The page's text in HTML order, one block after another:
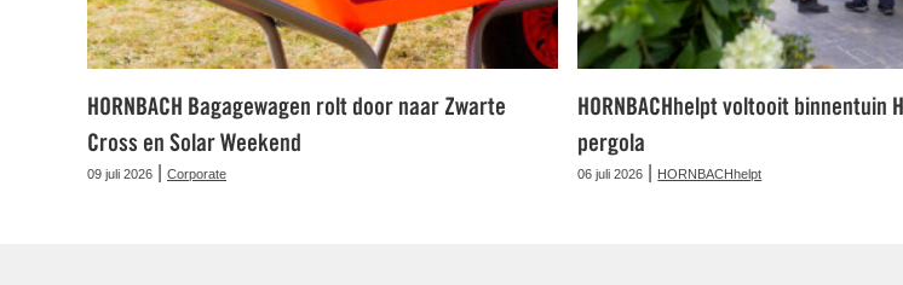
HORNBACH Bagagewagen rolt door naar Zwarte
Cross en Solar Weekend
09 juli 2026 Corporate
HORNBACHhelpt voltooit binnentuin
pergola
06 juli 2026 HORNBACHhelpt